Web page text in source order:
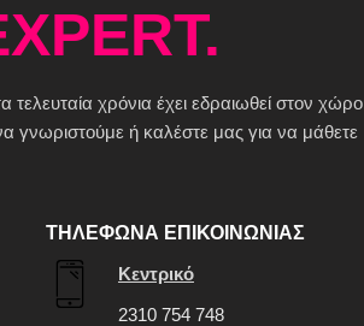
τελευταία χρόνια έχει εδραιωθεί στον χώρο
ή καλέστε μας για να μάθετε
ΤΗΛΕΦΩΝΑ ΕΠΙΚΟΙΝΩΝΙΑΣ
Κεντρικό
2310 754 748